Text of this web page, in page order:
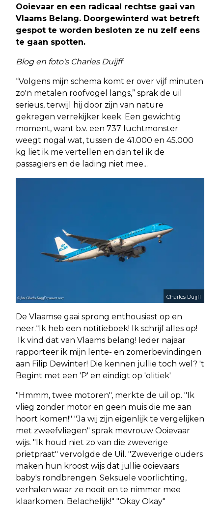
Ooievaar en een radicaal rechtse gaai van
Vlaams Belang. Doorgewinterd wat betreft
gespot te worden besloten ze nu zelf eens
te gaan spotten.
Blog en foto's Charles Duijff
“Volgens mijn schema komt er over vijf minuten
zo'n metalen roofvogel langs,” sprak de uil
serieus, terwijl hij door zijn van nature
gekregen verrekijker keek. Een gewichtig
moment, want b.v. een 737 luchtmonster
weegt nogal wat, tussen de 41.000 en 45.000
kg liet ik me vertellen en dan tel ik de
passagiers en de lading niet mee...
Charles Duijff
De Vlaamse gaai sprong enthousiast op en
neer.“Ik heb een notitieboek! Ik schrijf alles op!
Ik vind dat van Vlaams belang! Ieder najaar
rapporteer ik mijn lente- en zomerbevindingen
aan Filip Dewinter! Die kennen jullie toch wel? 't
Begint met een 'P' en eindigt op 'olitiek'
"Hmmm, twee motoren", merkte de uil op. "Ik
vlieg zonder motor en geen muis die me aan
hoort komen!" "Ja wij zijn eigenlijk te vergelijken
met zweefvliegen" sprak mevrouw Ooievaar
wijs. "Ik houd niet zo van die zweverige
prietpraat" vervolgde de Uil. "Zweverige ouders
maken hun kroost wijs dat jullie ooievaars
baby's rondbrengen. Seksuele voorlichting,
verhalen waar ze nooit en te nimmer mee
klaarkomen. Belachelijk!" "Okay Okay"